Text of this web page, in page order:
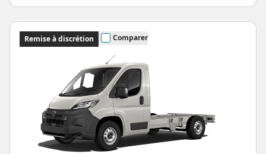
Remise à discrétion Comparer